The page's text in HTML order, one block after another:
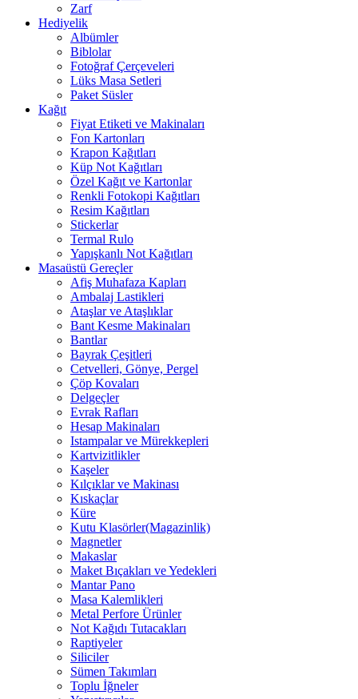
Zarf
Hediyelik
Albümler
Biblolar
Fotoğraf Çerçeveleri
Lüks Masa Setleri
Paket Süsler
Kağıt
Fiyat Etiketi ve Makinaları
Fon Kartonları
Krapon Kağıtları
Küp Not Kağıtları
Özel Kağıt ve Kartonlar
Renkli Fotokopi Kağıtları
Resim Kağıtları
Stickerlar
Termal Rulo
Yapışkanlı Not Kağıtları
Masaüstü Gereçler
Afiş Muhafaza Kapları
Ambalaj Lastikleri
Ataşlar ve Ataşlıklar
Bant Kesme Makinaları
Bantlar
Bayrak Çeşitleri
Cetvelleri, Gönye, Pergel
Çöp Kovaları
Delgeçler
Evrak Rafları
Hesap Makinaları
Istampalar ve Mürekkepleri
Kartvizitlikler
Kaşeler
Kılçıklar ve Makinası
Kıskaçlar
Küre
Kutu Klasörler(Magazinlik)
Magnetler
Makaslar
Maket Bıçakları ve Yedekleri
Mantar Pano
Masa Kalemlikleri
Metal Perfore Ürünler
Not Kağıdı Tutacakları
Raptiyeler
Siliciler
Sümen Takımları
Toplu İğneler